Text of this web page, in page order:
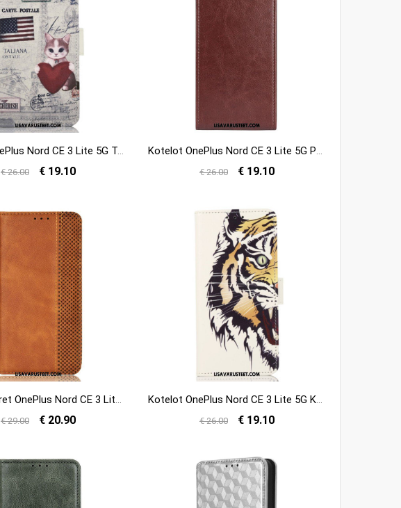
Kotelot OnePlus Nord CE 3 Lite 5G Traveller Cat
€ 26.00 € 19.10 € 26.00 € 19.10
€ 29.00 € 20.90
Kotelot OnePlus Nord CE 3 Lite 5G Kova Tiikeri
€ 26.00 € 19.10